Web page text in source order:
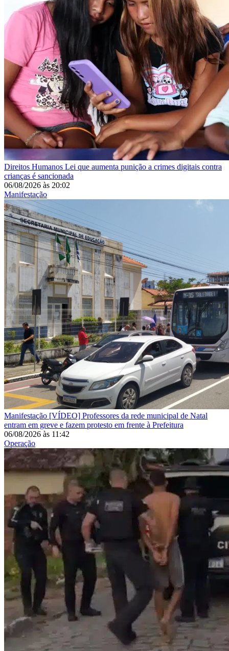
Direitos Humanos Lei que aumenta punição a crimes digitais contra
crianças é sancionada
06/08/2026 às 20:02
Manifestação
Manifestação [VÍDEO] Professores da rede municipal de Natal
entram em greve e fazem protesto em frente à Prefeitura
06/08/2026 às 11:42
Operação